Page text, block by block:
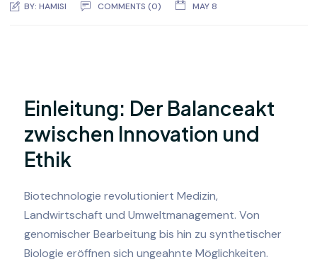
BY: HAMISI COMMENTS (0) MAY 8
Einleitung: Der Balanceakt
zwischen Innovation und
Ethik
Biotechnologie revolutioniert Medizin,
Landwirtschaft und Umweltmanagement. Von
genomischer Bearbeitung bis hin zu synthetischer
Biologie eröffnen sich ungeahnte Möglichkeiten.